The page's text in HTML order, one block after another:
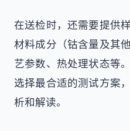
在送检时，还需要提供
材料成分（钴含量及其
艺参数、热处理状态等
选择最合适的测试方案
析和解读。